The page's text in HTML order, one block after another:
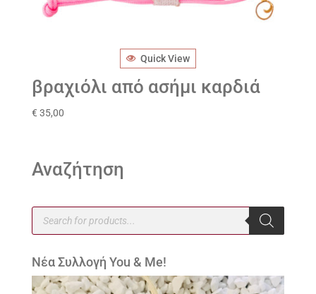
Quick View
βραχιόλι από ασήμι καρδιά
€ 35,00
Αναζήτηση
Products
search
Νέα Συλλογή You & Me!